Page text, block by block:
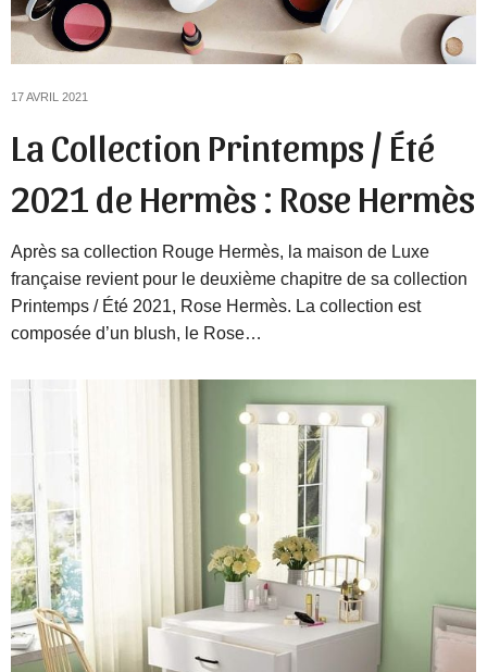
17 AVRIL 2021
La Collection Printemps / Été
2021 de Hermès : Rose Hermès
Après sa collection Rouge Hermès, la maison de Luxe
française revient pour le deuxième chapitre de sa collection
Printemps / Été 2021, Rose Hermès. La collection est
composée d’un blush, le Rose…